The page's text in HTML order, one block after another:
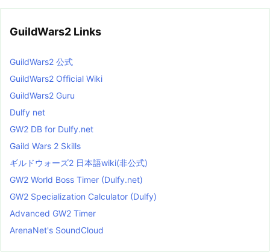
GuildWars2 Links
GuildWars2 公式
GuildWars2 Official Wiki
GuildWars2 Guru
Dulfy net
GW2 DB for Dulfy.net
Gaild Wars 2 Skills
ギルドウォーズ2 日本語wiki(非公式)
GW2 World Boss Timer (Dulfy.net)
GW2 Specialization Calculator (Dulfy)
Advanced GW2 Timer
ArenaNet's SoundCloud